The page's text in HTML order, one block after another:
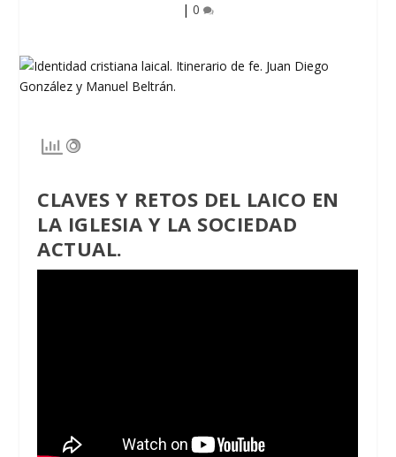
| 0
CLAVES Y RETOS DEL LAICO EN
LA IGLESIA Y LA SOCIEDAD
ACTUAL.